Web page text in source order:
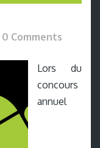
0 Comments
Lors du
concours
annuel